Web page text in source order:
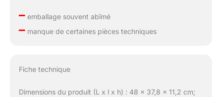
–emballage souvent abîmé
–manque de certaines pièces techniques
Fiche technique
Dimensions du produit (L x l x h) : 48 x 37,8 x 11,2 cm;